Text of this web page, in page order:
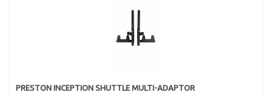
PRESTON INCEPTION SHUTTLE MULTI-ADAPTOR